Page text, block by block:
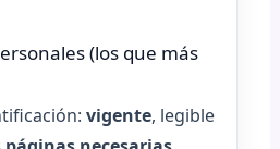
(los que más
vigente, legible